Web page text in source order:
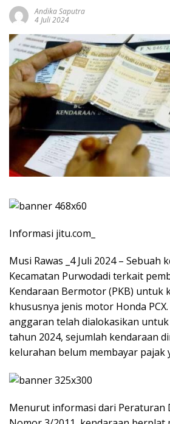
Andika Saputra
4 Juli 2024
Informasi jitu.com_
Musi Rawas _4 Juli 2024 –
Kecamatan Purwodadi terkait
Kendaraan Bermotor (PKB) untuk
khususnya jenis motor Honda
anggaran telah dialokasikan
tahun 2024, sejumlah kendaraan
kelurahan belum membayar pajak
Menurut informasi dari Peraturan